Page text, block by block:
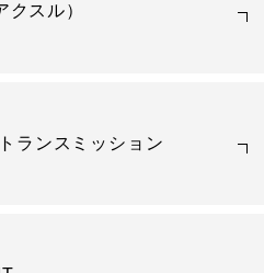
スル）
ランスミッション